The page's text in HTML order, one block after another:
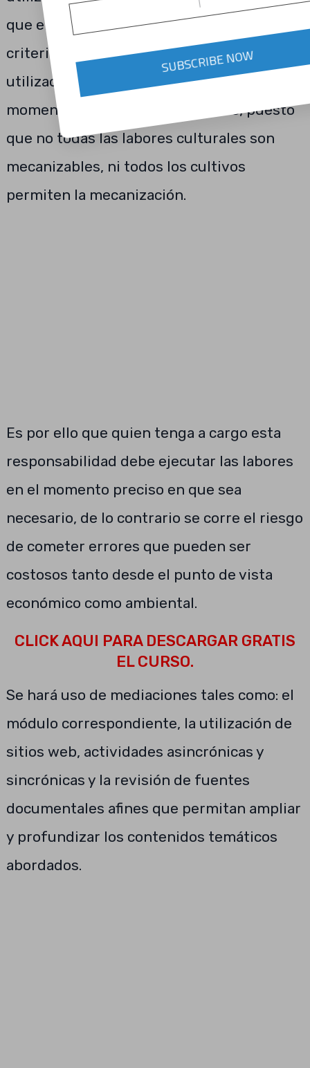
que el cultivo lo requiera, incluso manejar
criterios o tomar decisiones de la no
utilización y aplicación de la maquinaria en
momentos del cultivo no precisos, puesto
que no todas las labores culturales son
mecanizables, ni todos los cultivos
permiten la mecanización.
Es por ello que quien tenga a cargo esta
responsabilidad debe ejecutar las labores
en el momento preciso en que sea
necesario, de lo contrario se corre el riesgo
de cometer errores que pueden ser
costosos tanto desde el punto de vista
económico como ambiental.
CLICK AQUI PARA DESCARGAR GRATIS
EL CURSO.
Se hará uso de mediaciones tales como: el
módulo correspondiente, la utilización de
sitios web, actividades asincrónicas y
sincrónicas y la revisión de fuentes
documentales afines que permitan ampliar
y profundizar los contenidos temáticos
abordados.
SUBSCRIBE NOW